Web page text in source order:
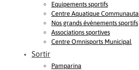
Equipements sportifs
Centre Aquatique
Nos grands évènements sportifs
Associations sportives
Centre Omnisports Municipal
Sortir
Pamparina